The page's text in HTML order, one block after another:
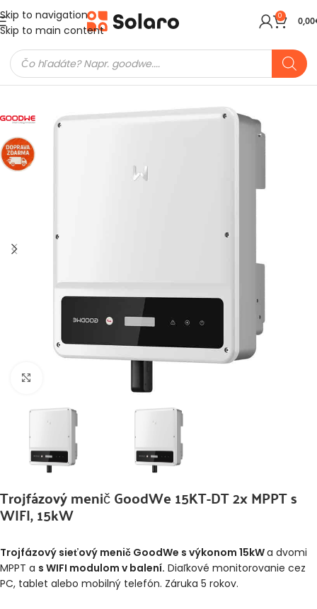
Skip to navigation
Skip to main content
0 0,00
Domov Meniče a batérie On-Grid meniče
Trojfázový menič GoodWe 15KT-DT 2x MPPT s
WIFI, 15kW
Trojfázový sieťový menič GoodWe s výkonom 15kWa dvomi
MPPT a s WIFI modulom v balení. Diaľkové monitorovanie cez
PC, tablet alebo mobilný telefón. Záruka 5 rokov.